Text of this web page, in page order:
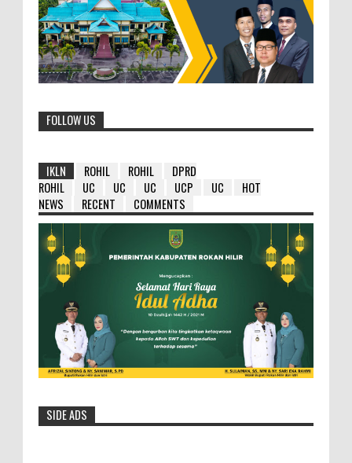
FOLLOW US
IKLN ROHIL ROHIL
DPRD
ROHIL
UC UC UC UCP UC
HOT
NEWS
RECENT COMMENTS
HM Wardan : Ambil Hikmahnya Dibalik
SIDE ADS